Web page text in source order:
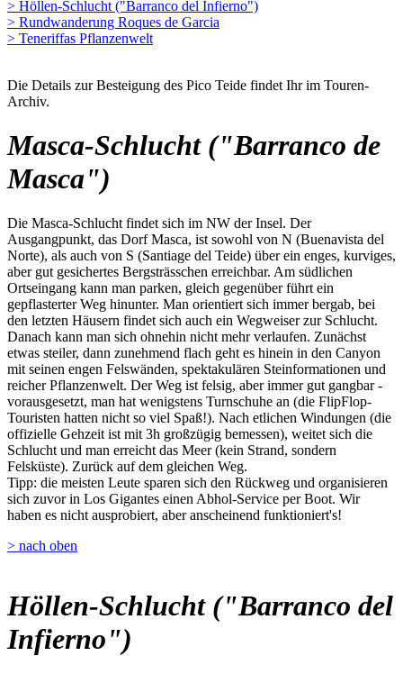
> Höllen-Schlucht ("Barranco del Infierno")
> Rundwanderung Roques de Garcia
> Teneriffas Pflanzenwelt
Die Details zur Besteigung des Pico Teide findet Ihr im Touren-
Archiv.
Masca-Schlucht ("Barranco de
Masca")
Die Masca-Schlucht findet sich im NW der Insel. Der
Ausgangpunkt, das Dorf Masca, ist sowohl von N (Buenavista del
Norte), als auch von S (Santiage del Teide) über ein enges, kurviges,
aber gut gesichertes Bergsträsschen erreichbar. Am südlichen
Ortseingang kann man parken, gleich gegenüber führt ein
gepflasterter Weg hinunter. Man orientiert sich immer bergab, bei
den letzten Häusern findet sich auch ein Wegweiser zur Schlucht.
Danach kann man sich ohnehin nicht mehr verlaufen. Zunächst
etwas steiler, dann zunehmend flach geht es hinein in den Canyon
mit seinen engen Felswänden, spektakulären Steinformationen und
reicher Pflanzenwelt. Der Weg ist felsig, aber immer gut gangbar -
vorausgesetzt, man hat wenigstens Turnschuhe an (die FlipFlop-
Touristen hatten nicht so viel Spaß!). Nach etlichen Windungen (die
offizielle Gehzeit ist mit 3h großzügig bemessen), weitet sich die
Schlucht und man erreicht das Meer (kein Strand, sondern
Felsküste). Zurück auf dem gleichen Weg.
Tipp: die meisten Leute sparen sich den Rückweg und organisieren
sich zuvor in Los Gigantes einen Abhol-Service per Boot. Wir
haben es nicht ausprobiert, aber anscheinend funktioniert's!
> nach oben
Höllen-Schlucht ("Barranco del
Infierno")